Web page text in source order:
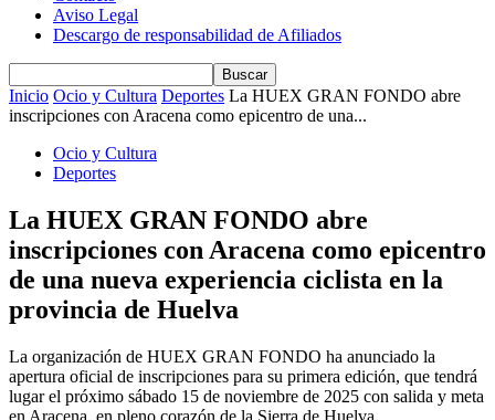
Aviso Legal
Descargo de responsabilidad de Afiliados
Inicio Ocio y Cultura Deportes La HUEX GRAN FONDO abre
inscripciones con Aracena como epicentro de una...
Ocio y Cultura
Deportes
La HUEX GRAN FONDO abre
inscripciones con Aracena como epicentro
de una nueva experiencia ciclista en la
provincia de Huelva
La organización de HUEX GRAN FONDO ha anunciado la
apertura oficial de inscripciones para su primera edición, que tendrá
lugar el próximo sábado 15 de noviembre de 2025 con salida y meta
en Aracena, en pleno corazón de la Sierra de Huelva.